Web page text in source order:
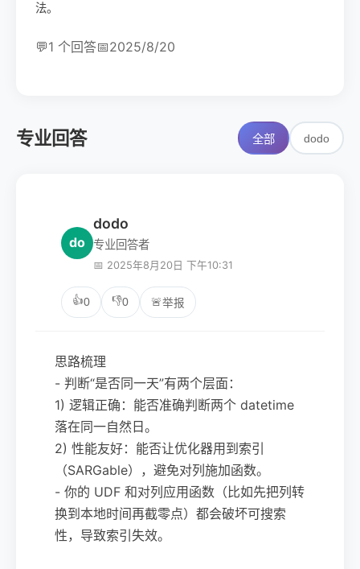
法。
💬1 个回答📅2025/8/20
专业回答 全部 dodo
do
dodo
专业回答者
📅 2025年8月20日 下午10:31
👍0 👎0 🚨举报
思路梳理
- 判断“是否同一天”有两个层面：
1) 逻辑正确：能否准确判断两个 datetime
落在同一自然日。
2) 性能友好：能否让优化器用到索引
（SARGable），避免对列施加函数。
- 你的 UDF 和对列应用函数（比如先把列转
换到本地时间再截零点）都会破坏可搜索
性，导致索引失效。